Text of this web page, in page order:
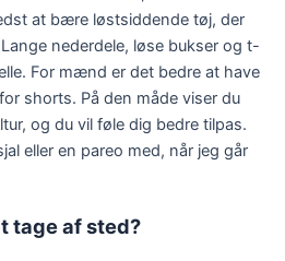
at bære løstsiddende tøj, der
nederdele, løse bukser og t-
For mænd er det bedre at have
shorts. På den måde viser du
og du vil føle dig bedre tilpas.
eller en pareo med, når jeg går
tage af sted?